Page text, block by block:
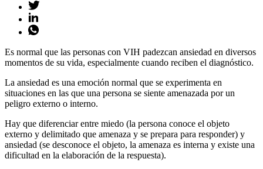
Es normal que las personas con VIH padezcan ansiedad en diversos
momentos de su vida, especialmente cuando reciben el diagnóstico.
La ansiedad es una emoción normal que se experimenta en
situaciones en las que una persona se siente amenazada por un
peligro externo o interno.
Hay que diferenciar entre miedo (la persona conoce el objeto
externo y delimitado que amenaza y se prepara para responder) y
ansiedad (se desconoce el objeto, la amenaza es interna y existe una
dificultad en la elaboración de la respuesta).